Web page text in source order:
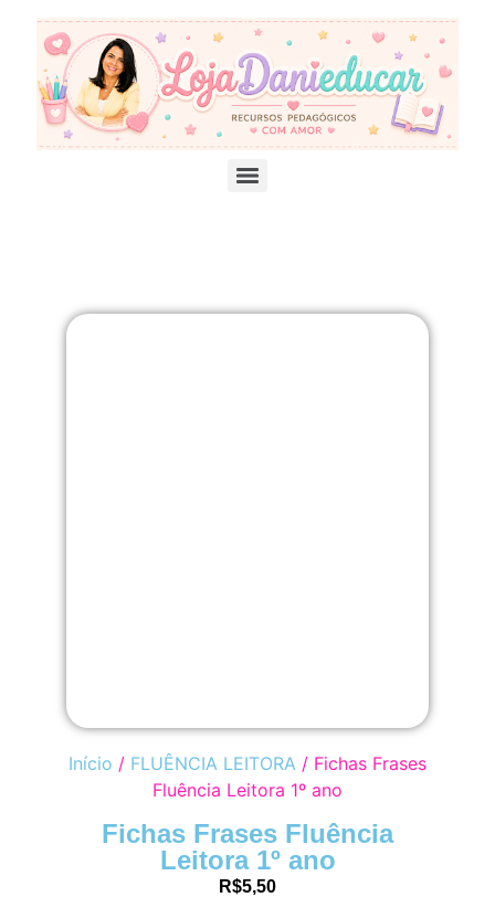
Início / FLUÊNCIA LEITORA / Fichas Frases
Fluência Leitora 1º ano
Fichas Frases Fluência
Leitora 1º ano
R$5,50